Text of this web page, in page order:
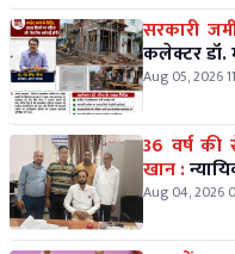
सरकारी
कलेक्टर डॉ.
Aug 05, 2026
36 वर्ष की
खान :
Aug 04, 2026